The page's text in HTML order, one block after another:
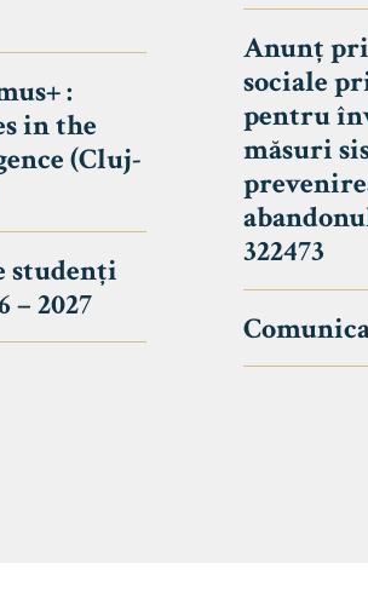
:
in the
(Cluj-
studenți
2027
Anunț
sociale
pentru
măsuri
322473